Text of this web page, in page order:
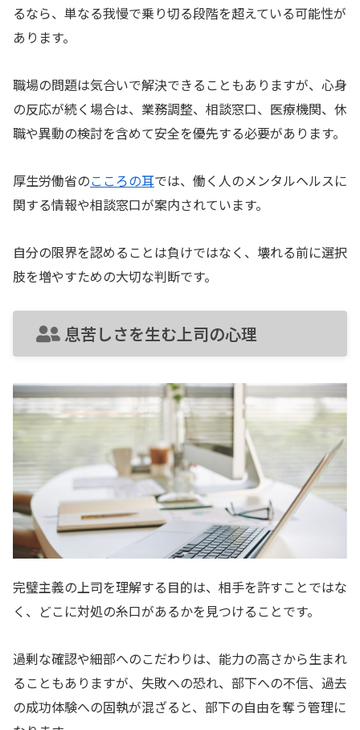
るなら、単なる我慢で乗り切る段階を超えている可能性が
あります。
職場の問題は気合いで解決できることもありますが、心身
の反応が続く場合は、業務調整、相談窓口、医療機関、休
職や異動の検討を含めて安全を優先する必要があります。
厚生労働省のこころの耳では、働く人のメンタルヘルスに
関する情報や相談窓口が案内されています。
自分の限界を認めることは負けではなく、壊れる前に選択
肢を増やすための大切な判断です。
息苦しさを生む上司の心理
完璧主義の上司を理解する目的は、相手を許すことではな
く、どこに対処の糸口があるかを見つけることです。
過剰な確認や細部へのこだわりは、能力の高さから生まれ
ることもありますが、失敗への恐れ、部下への不信、過去
の成功体験への固執が混ざると、部下の自由を奪う管理に